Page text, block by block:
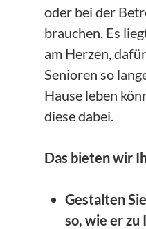
oder bei der
brauchen. Es
am Herzen,
Senioren so
Hause leben
diese dabei.
Das bieten wir
Gestalten
so, wie er zu